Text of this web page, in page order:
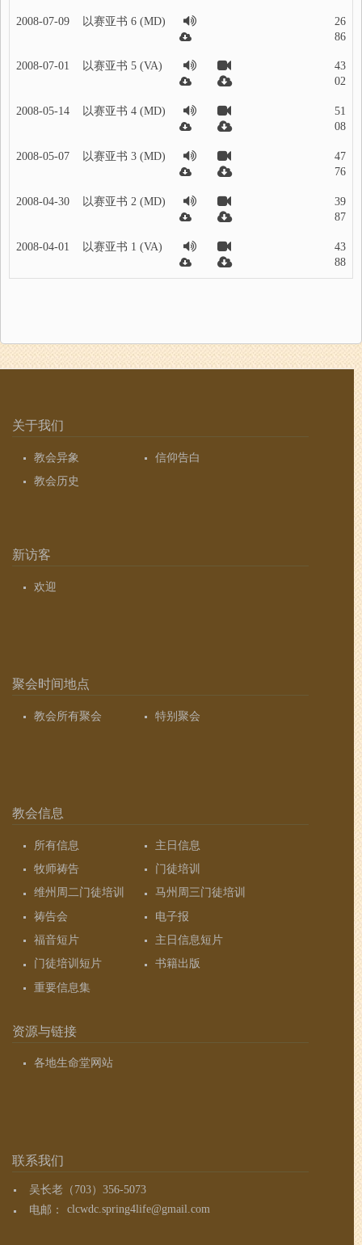
2008-07-09 以赛亚书 6 (MD)
26
86
2008-07-01 以赛亚书 5 (VA)
43
02
2008-05-14 以赛亚书 4 (MD)
51
08
2008-05-07 以赛亚书 3 (MD)
47
76
2008-04-30 以赛亚书 2 (MD)
39
87
2008-04-01 以赛亚书 1 (VA)
43
88
关于我们
教会异象
信仰告白
教会历史
新访客
欢迎
聚会时间地点
教会所有聚会 特别聚会
教会信息
所有信息
主日信息
牧师祷告
门徒培训
维州周二门徒培训
马州周三门徒培训
祷告会
电子报
福音短片
主日信息短片
门徒培训短片
书籍出版
重要信息集
资源与链接
各地生命堂网站
联系我们
吴长老（703）356-5073
电邮：
clcwdc.spring4life@gmail.com